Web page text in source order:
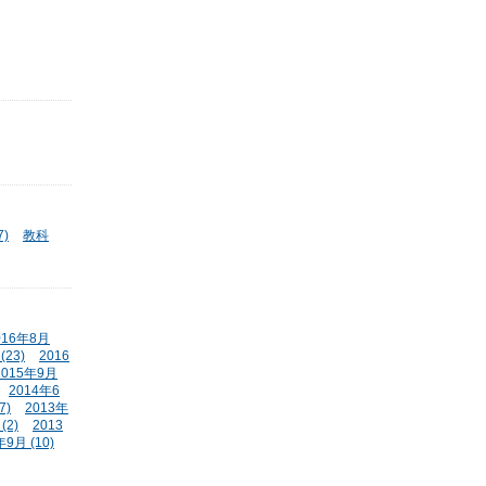
教科
年8月
2016
年9月
2014年6
2013年
2013
9月 (10)